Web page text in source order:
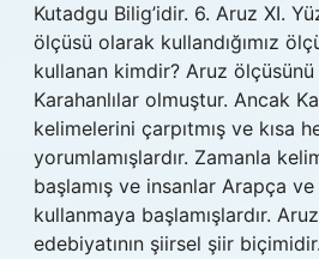
Kutadgu Bilig’idir. 6. Aruz XI.
ölçüsü olarak kullandığımız
kullanan kimdir? Aruz
Karahanlılar olmuştur. Ancak
kelimelerini çarpıtmış ve kısa
yorumlamışlardır. Zamanla
başlamış ve insanlar Arapça
kullanmaya başlamışlardır.
edebiyatının şiirsel şiir